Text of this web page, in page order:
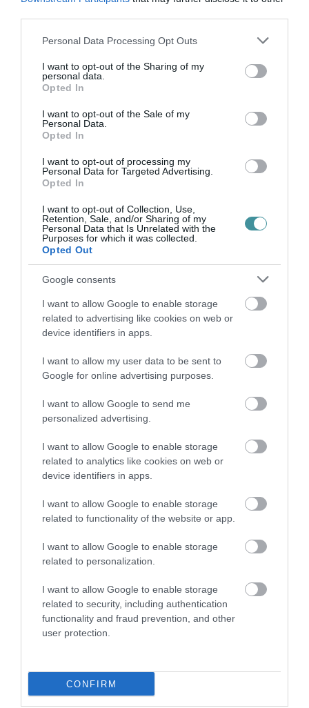
Please note that this website/app uses one or more Google
not limited to your visit or usage behaviour. You may click to
grant or deny consent to Google and its third-party tags to
use your data for below specified purposes in below Google
consent section.
Personal Data Processing Opt Outs
I want to opt-out of the Sharing of my
personal data.
Opted In
I want to opt-out of the Sale of my
Personal Data.
Opted In
I want to opt-out of processing my
Personal Data for Targeted Advertising.
Opted In
I want to opt-out of Collection, Use,
Retention, Sale, and/or Sharing of my
Personal Data that Is Unrelated with the
Purposes for which it was collected.
Opted Out
Google consents
I want to allow Google to enable storage
related to advertising like cookies on web or
device identifiers in apps.
I want to allow my user data to be sent to
Google for online advertising purposes.
I want to allow Google to send me
personalized advertising.
I want to allow Google to enable storage
related to analytics like cookies on web or
device identifiers in apps.
I want to allow Google to enable storage
related to functionality of the website or app.
I want to allow Google to enable storage
related to personalization.
I want to allow Google to enable storage
related to security, including authentication
functionality and fraud prevention, and other
user protection.
CONFIRM
Ne maradjon le a legfrissebb hírekről, kövessen
bennünket az EGRI ÜGYEK Google Hírek oldalán!
VISSZA A FŐOLDALRA
Legfrissebb híreink
TANULJ NÉMETÜL OTTHONRÓL: A
2026. augusztus 07|Promóció
ÚJRAINDULNAK A KORÁBBAN
LEÁLLÍTOTT SZOLGÁLTATÁSOK AZ EGRI...
TÍZ ÉVE NEM VOLT ILYEN ALACSONY AZ
2026. augusztus 07|Mindenki ügye
MINDHÁROM ÜTEMBEN DOLGOZNAK A 25-
ÖS FŐÚTON EGERBEN
2026. augusztus 07 Eger ügye
HALMENTÉS SZARVASKŐNÉL: ŐSHONOS